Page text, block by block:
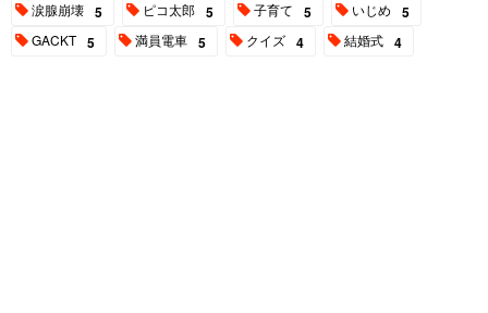
涙腺崩壊 5 ピコ太郎 5 子育て 5 いじめ 5
GACKT 5 満員電車 5 クイズ 4 結婚式 4